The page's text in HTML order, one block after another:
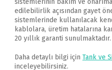
sistemlerinin bakım ve
edilebilirlik açısından gayet
sistemlerinde kullanılacak
kablolara, üretim hatalarına
20 yıllık garanti sunulmaktadır.
Daha detaylı bilgi için Tank ve
inceleyebilirsiniz.